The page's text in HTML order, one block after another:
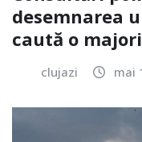
desemnarea
caută o
clujazi mai